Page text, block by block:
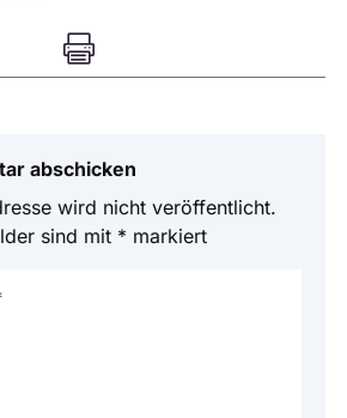

abschicken
wird nicht veröffentlicht.
sind mit * markiert